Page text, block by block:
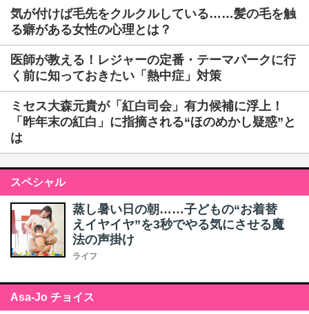
気が付けば毛先をクルクルしている……髪の毛を触
る癖がある女性の心理とは？
医師が教える！レジャーの定番・テーマパークに行
く前に知っておきたい「熱中症」対策
ミセス大森元貴が「紅白司会」有力候補に浮上！
「昨年末の紅白」に指摘される“ほのめかし疑惑”と
は
スペシャル
蒸し暑い日の朝……子どもの“お着替
えイヤイヤ”を3秒でやる気にさせる魔
法の声掛け
ライフ
Asa-Jo チョイス